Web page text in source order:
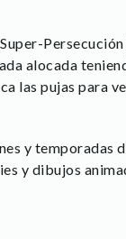
Persecución
alocada
las pujas para
y temporadas
y dibujos